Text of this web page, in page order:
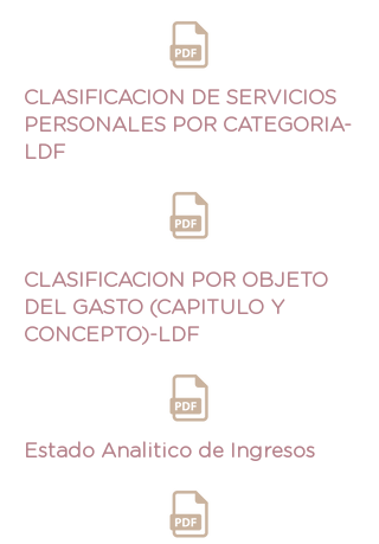
CLASIFICACION DE SERVICIOS
PERSONALES POR CATEGORIA-
LDF
CLASIFICACION POR OBJETO
DEL GASTO (CAPITULO Y
CONCEPTO)-LDF
Estado Analitico de Ingresos